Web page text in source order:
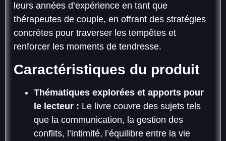
leurs années d’expérience en tant que
thérapeutes de couple, en offrant des stratégies
concrètes pour traverser les tempêtes et
renforcer les moments de tendresse.
Caractéristiques du produit
Thématiques explorées et apports pour
le lecteur : Le livre couvre des sujets tels
que la communication, la gestion des
conflits, l’intimité, l’équilibre entre la vie